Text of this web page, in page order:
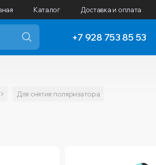
Каталог Доставка и оплата
+7 928 753 85 53
Для снятия поляризатора